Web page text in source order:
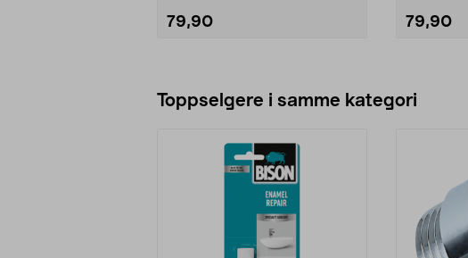
79,90 79,90
Toppselgere i samme kategori